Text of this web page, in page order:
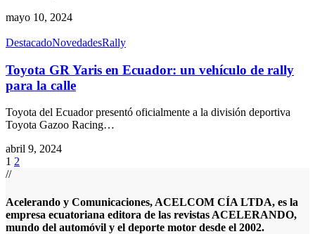
mayo 10, 2024
DestacadoNovedadesRally
Toyota GR Yaris en Ecuador: un vehículo de rally
para la calle
Toyota del Ecuador presentó oficialmente a la división deportiva
Toyota Gazoo Racing…
abril 9, 2024
1 2
//
Acelerando y Comunicaciones, ACELCOM CÍA LTDA, es la
empresa ecuatoriana editora de las revistas ACELERANDO,
mundo del automóvil y el deporte motor desde el 2002.